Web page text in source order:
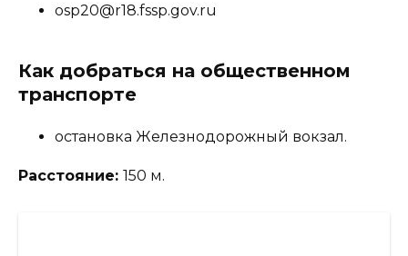
osp20@r18.fssp.gov.ru
Как добраться на общественном
транспорте
остановка Железнодорожный вокзал.
Расстояние: 150 м.